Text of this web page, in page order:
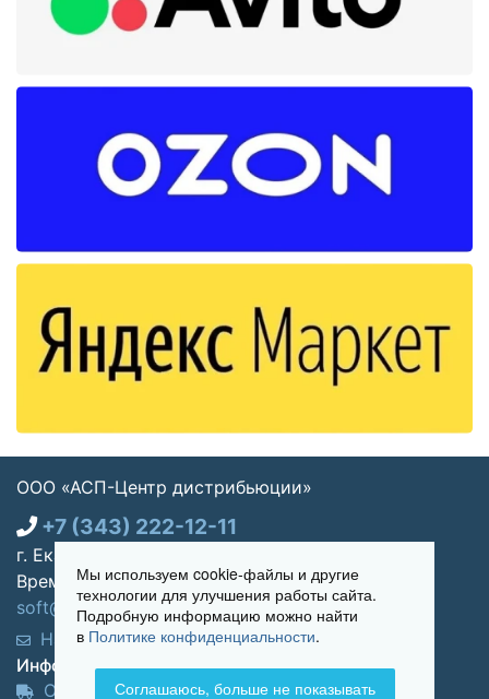
ООО «АСП-Центр дистрибьюции»
+7 (343) 222-12-11
г. Екатеринбург, ул. Щорса 7, офис 270
Время работы: Пн-пт 09:00 - 18:00
soft@asp-partners.ru
Написать нам
Обратный звонок
Информация для покупателей:
Оплата и доставка
Мы используем cookie-файлы и другие
технологии для улучшения работы сайта.
Подробную информацию можно найти
в Политике конфиденциальности.
Соглашаюсь, больше не показывать